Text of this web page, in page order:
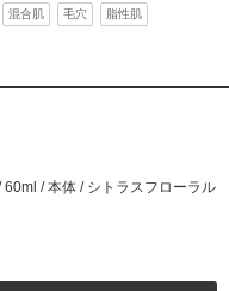
混合肌 毛穴 脂性肌
60ml / 本体 / シトラスフローラル